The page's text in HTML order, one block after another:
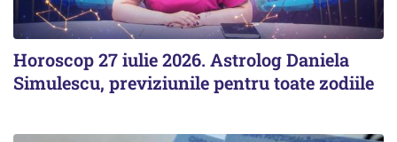
Horoscop 27 iulie 2026. Astrolog Daniela
Simulescu, previziunile pentru toate zodiile